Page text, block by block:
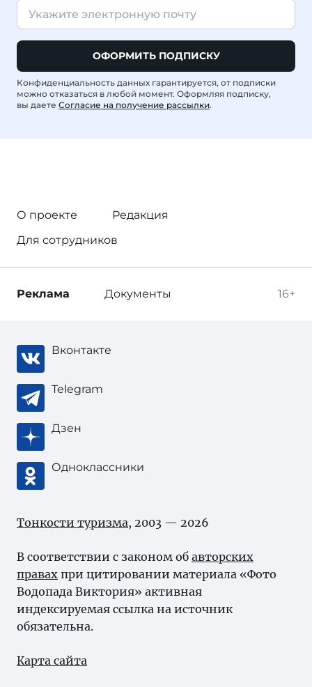
ОФОРМИТЬ ПОДПИСКУ
Конфиденциальность данных гарантируется, от подписки
можно отказаться в любой момент. Оформляя подписку,
вы даете Согласие на получение рассылки.
О проекте
Редакция
Для сотрудников
16+
Реклама Документы
Вконтакте
Telegram
Дзен
Одноклассники
Тонкости туризма, 2003 — 2026
В соответствии с законом об авторских
правах при цитировании материала «Фото
Водопада Виктория» активная
индексируемая ссылка на источник
обязательна.
Карта сайта